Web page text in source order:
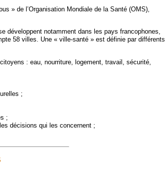
» de l’Organisation Mondiale de la Santé (OMS),
développent notamment dans les pays francophones,
58 villes. Une « ville-santé » est définie par différents
: eau, nourriture, logement, travail, sécurité,
;
;
décisions qui les concernent ;